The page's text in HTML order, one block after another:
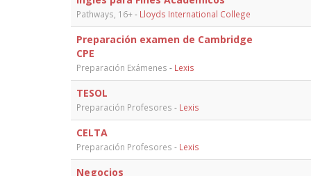
Pathways, 16+- Lloyds International College
Preparación examen de Cambridge
CPE
Preparación Exámenes - Lexis
TESOL
Preparación Profesores - Lexis
CELTA
Preparación Profesores - Lexis
Negocios